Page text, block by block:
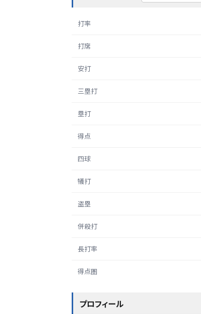
打率
打席
安打
三塁打
塁打
得点
四球
犠打
盗塁
併殺打
長打率
得点圏
プロフィール